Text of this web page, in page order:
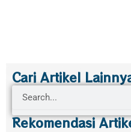
Cari Artikel
Rekomendasi